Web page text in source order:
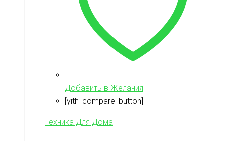
Добавить в Желания
[yith_compare_button]
Техника Для Дома